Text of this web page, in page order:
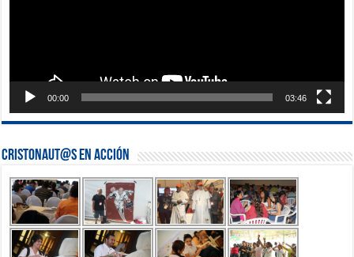
00:00 03:46
Cristonaut@s en Acción